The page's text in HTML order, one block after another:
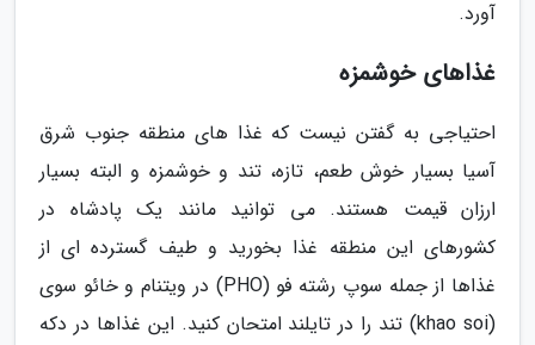
آورد.
غذاهای خوشمزه
احتیاجی به گفتن نیست که غذا های منطقه جنوب شرق
آسیا بسیار خوش طعم، تازه، تند و خوشمزه و البته بسیار
ارزان قیمت هستند. می توانید مانند یک پادشاه در
کشورهای این منطقه غذا بخورید و طیف گسترده ای از
غذاها از جمله سوپ رشته فو (PHO) در ویتنام و خائو سوی
(khao soi) تند را در تایلند امتحان کنید. این غذاها در دکه